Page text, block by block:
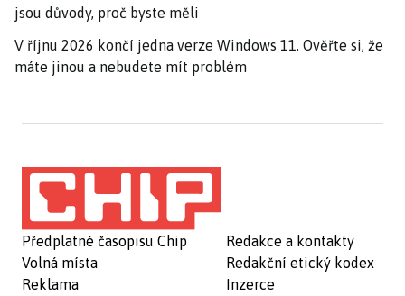
jsou důvody, proč byste měli
V říjnu 2026 končí jedna verze Windows 11. Ověřte si, že
máte jinou a nebudete mít problém
Předplatné časopisu Chip
Volná místa
Reklama
Redakce a kontakty
Redakční etický kodex
Inzerce